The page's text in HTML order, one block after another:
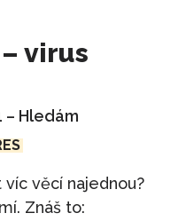
virus
– Hledám
víc věcí najednou?
Znáš to:
- 500